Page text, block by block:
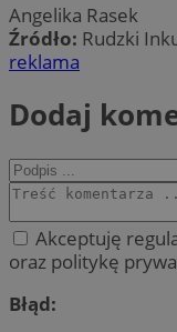
Angelika Rasek
Źródło: Rudzki
reklama
Dodaj
Akceptuję
oraz politykę
Błąd: